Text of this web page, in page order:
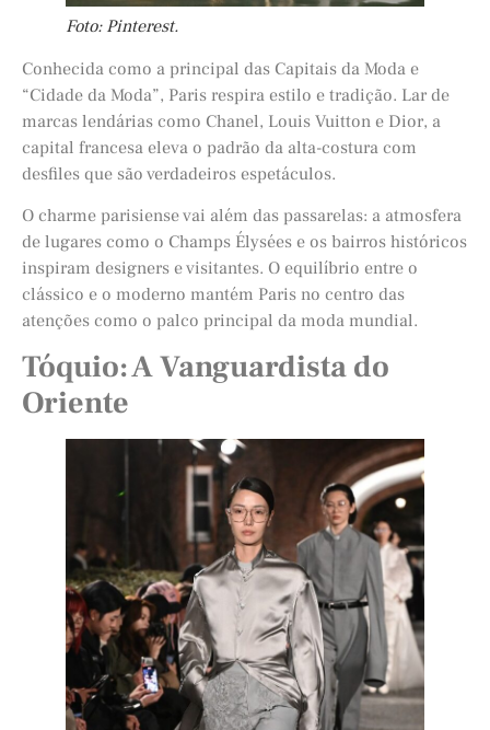
Foto: Pinterest.
Conhecida como a principal das Capitais da Moda e
“Cidade da Moda”, Paris respira estilo e tradição. Lar de
marcas lendárias como Chanel, Louis Vuitton e Dior, a
capital francesa eleva o padrão da alta-costura com
desfiles que são verdadeiros espetáculos.
O charme parisiense vai além das passarelas: a atmosfera
de lugares como o Champs Élysées e os bairros históricos
inspiram designers e visitantes. O equilíbrio entre o
clássico e o moderno mantém Paris no centro das
atenções como o palco principal da moda mundial.
Tóquio: A Vanguardista do
Oriente